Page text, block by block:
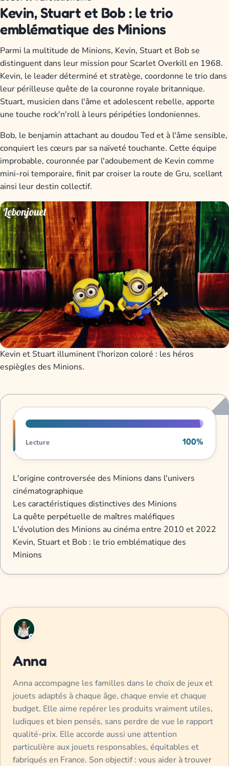
Kevin, Stuart et Bob : le trio
emblématique des Minions
Parmi la multitude de Minions, Kevin, Stuart et Bob se
distinguent dans leur mission pour Scarlet Overkill en 1968.
Kevin, le leader déterminé et stratège, coordonne le trio dans
leur périlleuse quête de la couronne royale britannique.
Stuart, musicien dans l'âme et adolescent rebelle, apporte
une touche rock'n'roll à leurs péripéties londoniennes.
Bob, le benjamin attachant au doudou Ted et à l'âme sensible,
conquiert les cœurs par sa naïveté touchante. Cette équipe
improbable, couronnée par l'adoubement de Kevin comme
mini-roi temporaire, finit par croiser la route de Gru, scellant
ainsi leur destin collectif.
Kevin et Stuart illuminent l'horizon coloré : les héros
espiègles des Minions.
Progression de lecture
Lecture 100%
L'origine controversée des Minions dans l'univers
cinématographique
Les caractéristiques distinctives des Minions
La quête perpétuelle de maîtres maléfiques
L'évolution des Minions au cinéma entre 2010 et 2022
Kevin, Stuart et Bob : le trio emblématique des
Minions
Anna
Anna accompagne les familles dans le choix de jeux et
jouets adaptés à chaque âge, chaque envie et chaque
budget. Elle aime repérer les produits vraiment utiles,
ludiques et bien pensés, sans perdre de vue le rapport
qualité-prix. Elle accorde aussi une attention
particulière aux jouets responsables, équitables et
fabriqués en France. Son objectif : vous aider à trouver